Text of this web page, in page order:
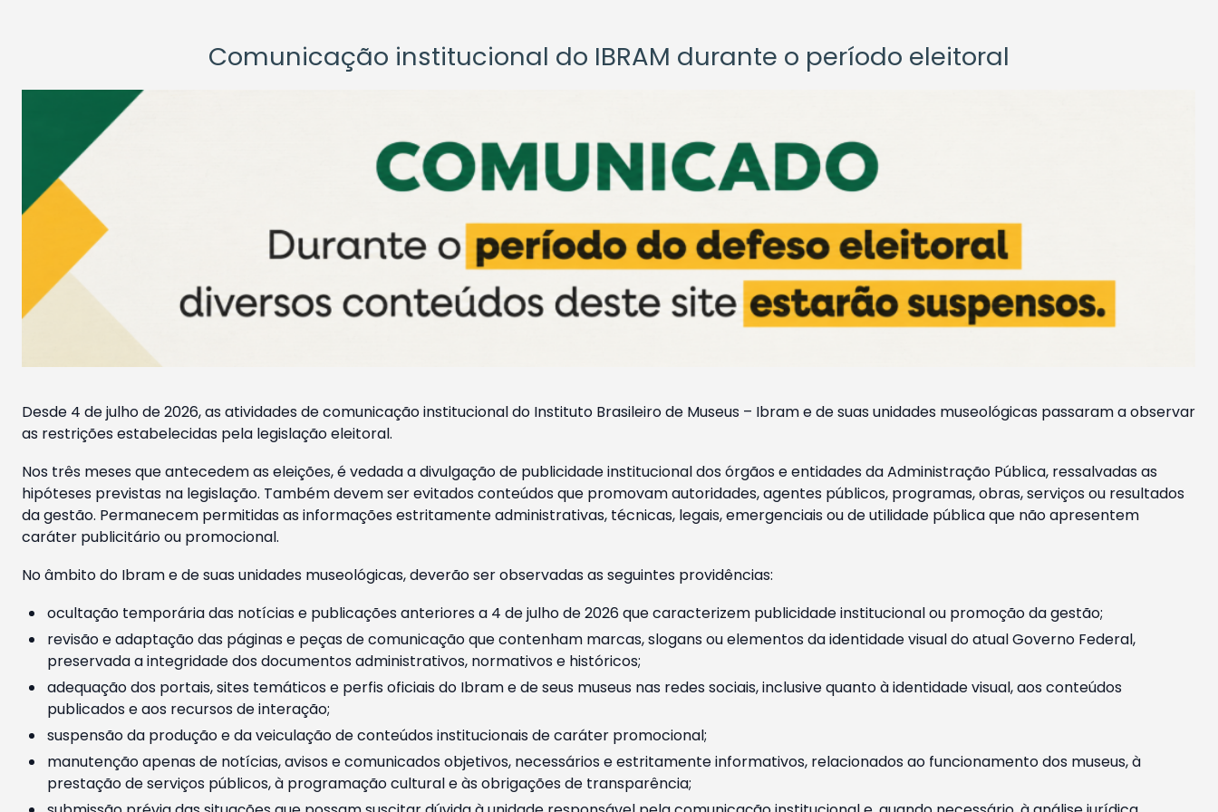
Comunicação institucional do IBRAM durante o período eleitoral
Desde 4 de julho de 2026, as atividades de comunicação institucional do Instituto Brasileiro de Museus – Ibram e de suas unidades museológicas passaram a observar
as restrições estabelecidas pela legislação eleitoral.
Nos três meses que antecedem as eleições, é vedada a divulgação de publicidade institucional dos órgãos e entidades da Administração Pública, ressalvadas as
hipóteses previstas na legislação. Também devem ser evitados conteúdos que promovam autoridades, agentes públicos, programas, obras, serviços ou resultados
da gestão. Permanecem permitidas as informações estritamente administrativas, técnicas, legais, emergenciais ou de utilidade pública que não apresentem
caráter publicitário ou promocional.
No âmbito do Ibram e de suas unidades museológicas, deverão ser observadas as seguintes providências:
ocultação temporária das notícias e publicações anteriores a 4 de julho de 2026 que caracterizem publicidade institucional ou promoção da gestão;
revisão e adaptação das páginas e peças de comunicação que contenham marcas, slogans ou elementos da identidade visual do atual Governo Federal,
preservada a integridade dos documentos administrativos, normativos e históricos;
adequação dos portais, sites temáticos e perfis oficiais do Ibram e de seus museus nas redes sociais, inclusive quanto à identidade visual, aos conteúdos
publicados e aos recursos de interação;
suspensão da produção e da veiculação de conteúdos institucionais de caráter promocional;
manutenção apenas de notícias, avisos e comunicados objetivos, necessários e estritamente informativos, relacionados ao funcionamento dos museus, à
prestação de serviços públicos, à programação cultural e às obrigações de transparência;